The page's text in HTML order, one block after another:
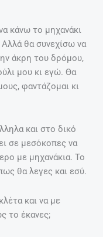
κάνω το μηχανάκι
θα συνεχίσω να
άκρη του δρόμου,
μου κι εγώ. Θα
φαντάζομαι κι
και στο δικό
σε μεσόκοπες να
με μηχανάκια. Το
θα λεγες και εσύ.
και να με
το έκανες;